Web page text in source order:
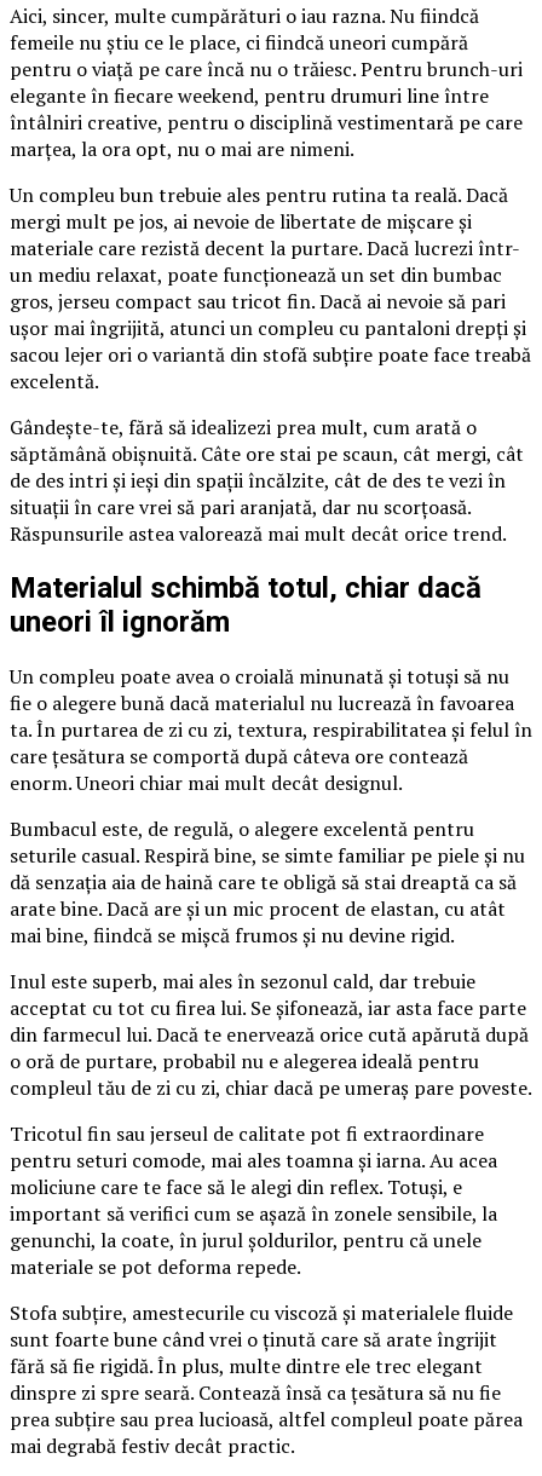
Aici, sincer, multe cumpărături o iau razna. Nu fiindcă
femeile nu știu ce le place, ci fiindcă uneori cumpără
pentru o viață pe care încă nu o trăiesc. Pentru brunch-uri
elegante în fiecare weekend, pentru drumuri line între
întâlniri creative, pentru o disciplină vestimentară pe care
marțea, la ora opt, nu o mai are nimeni.
Un compleu bun trebuie ales pentru rutina ta reală. Dacă
mergi mult pe jos, ai nevoie de libertate de mișcare și
materiale care rezistă decent la purtare. Dacă lucrezi într-
un mediu relaxat, poate funcționează un set din bumbac
gros, jerseu compact sau tricot fin. Dacă ai nevoie să pari
ușor mai îngrijită, atunci un compleu cu pantaloni drepți și
sacou lejer ori o variantă din stofă subțire poate face treabă
excelentă.
Gândește-te, fără să idealizezi prea mult, cum arată o
săptămână obișnuită. Câte ore stai pe scaun, cât mergi, cât
de des intri și ieși din spații încălzite, cât de des te vezi în
situații în care vrei să pari aranjată, dar nu scorțoasă.
Răspunsurile astea valorează mai mult decât orice trend.
Materialul schimbă totul, chiar dacă
uneori îl ignorăm
Un compleu poate avea o croială minunată și totuși să nu
fie o alegere bună dacă materialul nu lucrează în favoarea
ta. În purtarea de zi cu zi, textura, respirabilitatea și felul în
care țesătura se comportă după câteva ore contează
enorm. Uneori chiar mai mult decât designul.
Bumbacul este, de regulă, o alegere excelentă pentru
seturile casual. Respiră bine, se simte familiar pe piele și nu
dă senzația aia de haină care te obligă să stai dreaptă ca să
arate bine. Dacă are și un mic procent de elastan, cu atât
mai bine, fiindcă se mișcă frumos și nu devine rigid.
Inul este superb, mai ales în sezonul cald, dar trebuie
acceptat cu tot cu firea lui. Se șifonează, iar asta face parte
din farmecul lui. Dacă te enervează orice cută apărută după
o oră de purtare, probabil nu e alegerea ideală pentru
compleul tău de zi cu zi, chiar dacă pe umeraș pare poveste.
Tricotul fin sau jerseul de calitate pot fi extraordinare
pentru seturi comode, mai ales toamna și iarna. Au acea
moliciune care te face să le alegi din reflex. Totuși, e
important să verifici cum se așază în zonele sensibile, la
genunchi, la coate, în jurul șoldurilor, pentru că unele
materiale se pot deforma repede.
Stofa subțire, amestecurile cu viscoză și materialele fluide
sunt foarte bune când vrei o ținută care să arate îngrijit
fără să fie rigidă. În plus, multe dintre ele trec elegant
dinspre zi spre seară. Contează însă ca țesătura să nu fie
prea subțire sau prea lucioasă, altfel compleul poate părea
mai degrabă festiv decât practic.